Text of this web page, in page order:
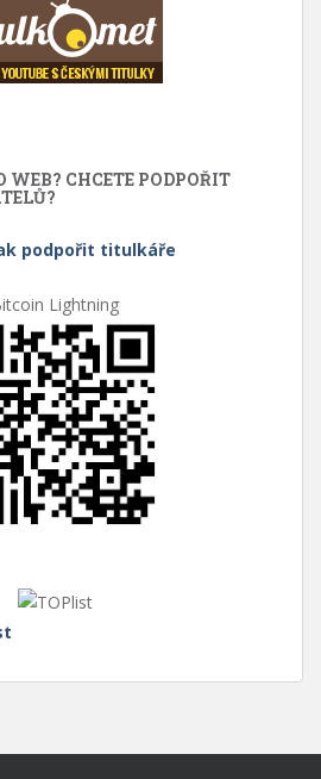
WEB? CHCETE PODPOŘIT
podpořit titulkáře
Lightning